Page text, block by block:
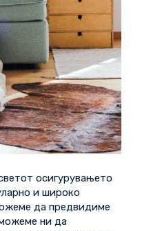
осигурувањето
и широко
да предвидиме
ни да